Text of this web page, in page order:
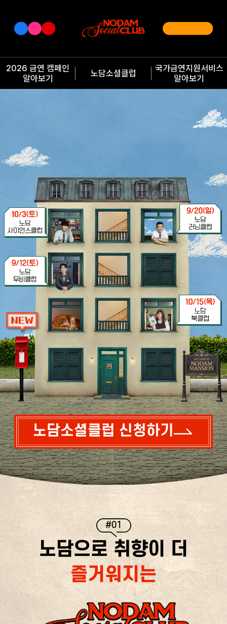
2026 금연 캠페인
알아보기
노담소셜클럽
국가금연지원서비스
알아보기
노담소셜클럽 신청하기
#01
노담으로 취향이 더
즐거워지는